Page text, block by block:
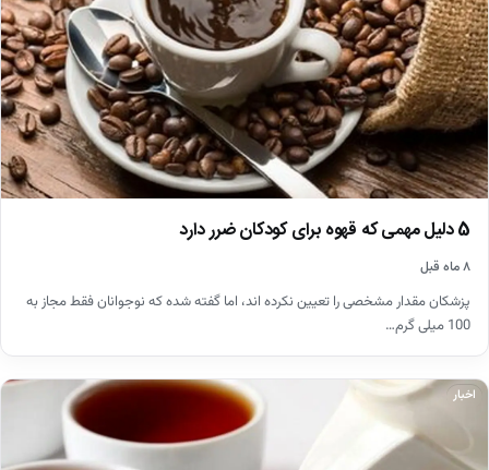
5 دلیل مهمی که قهوه برای کودکان ضرر دارد
۸ ماه قبل
پزشکان مقدار مشخصی را تعیین نکرده اند، اما گفته شده که نوجوانان فقط مجاز به
100 میلی گرم…
اخبار